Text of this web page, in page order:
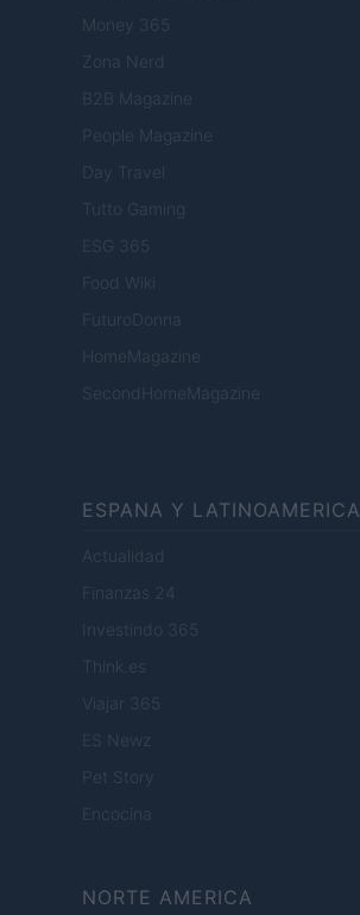
Money 365
Zona Nerd
B2B Magazine
People Magazine
Day Travel
Tutto Gaming
ESG 365
Food Wiki
FuturoDonna
HomeMagazine
SecondHomeMagazine
ESPANA Y LATINOAMERICA
Actualidad
Finanzas 24
Investindo 365
Think.es
Viajar 365
ES Newz
Pet Story
Encocina
NORTE AMERICA